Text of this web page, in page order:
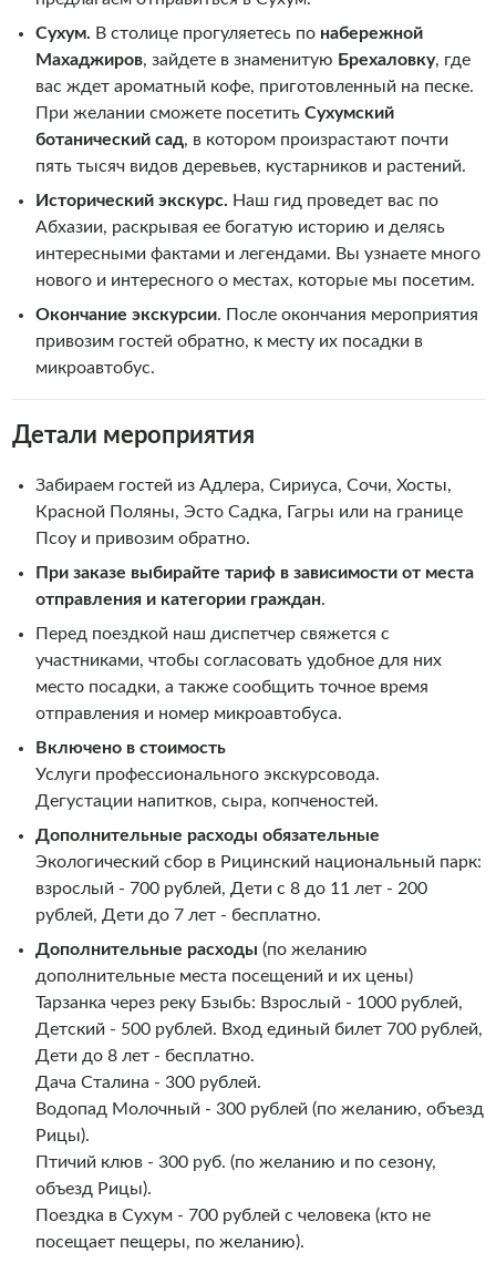
Сухум. В столице прогуляетесь по набережной
Махаджиров, зайдете в знаменитую Брехаловку, где
вас ждет ароматный кофе, приготовленный на песке.
При желании сможете посетить Сухумский
ботанический сад, в котором произрастают почти
пять тысяч видов деревьев, кустарников и растений.
Исторический экскурс. Наш гид проведет вас по
Абхазии, раскрывая ее богатую историю и делясь
интересными фактами и легендами. Вы узнаете много
нового и интересного о местах, которые мы посетим.
Окончание экскурсии. После окончания мероприятия
привозим гостей обратно, к месту их посадки в
микроавтобус.
Детали мероприятия
Забираем гостей из Адлера, Сириуса, Сочи, Хосты,
Красной Поляны, Эсто Садка, Гагры или на границе
Псоу и привозим обратно.
При заказе выбирайте тариф в зависимости от места
отправления и категории граждан.
Перед поездкой наш диспетчер свяжется с
участниками, чтобы согласовать удобное для них
место посадки, а также сообщить точное время
отправления и номер микроавтобуса.
Включено в стоимость
Услуги профессионального экскурсовода.
Дегустации напитков, сыра, копченостей.
Дополнительные расходы обязательные
Экологический сбор в Рицинский национальный парк:
взрослый - 700 рублей, Дети с 8 до 11 лет - 200
рублей, Дети до 7 лет - бесплатно.
Дополнительные расходы (по желанию
дополнительные места посещений и их цены)
Тарзанка через реку Бзыбь: Взрослый - 1000 рублей,
Детский - 500 рублей. Вход единый билет 700 рублей,
Дети до 8 лет - бесплатно.
Дача Сталина - 300 рублей.
Водопад Молочный - 300 рублей (по желанию, объезд
Рицы).
Птичий клюв - 300 руб. (по желанию и по сезону,
объезд Рицы).
Поездка в Сухум - 700 рублей с человека (кто не
посещает пещеры, по желанию).